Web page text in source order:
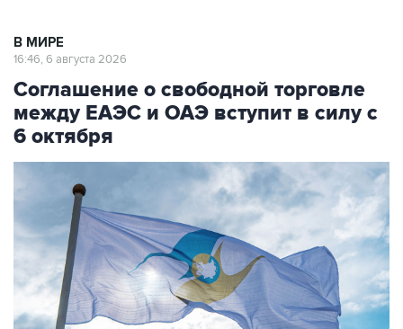
В МИРЕ
16:46, 6 августа 2026
Соглашение о свободной торговле
между ЕАЭС и ОАЭ вступит в силу с
6 октября